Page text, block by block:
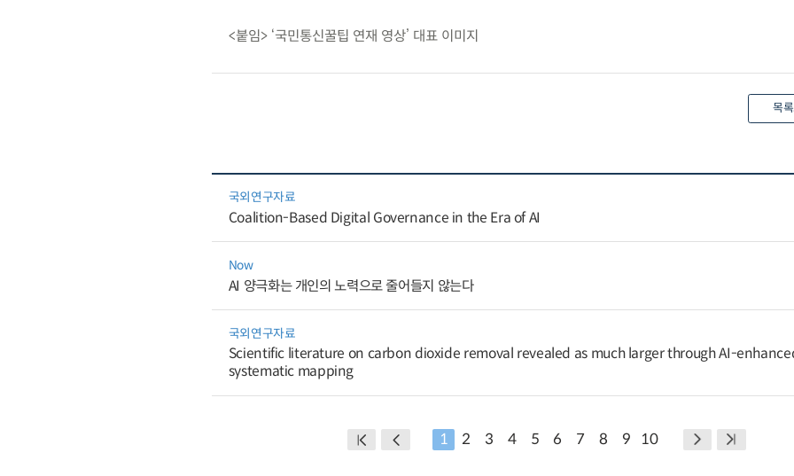
<붙임> ‘국민통신꿀팁 연재 영상’ 대표 이미지
목록
국외연구자료
Coalition-Based Digital Governance in the Era of AI
Now
AI 양극화는 개인의 노력으로 줄어들지 않는다
국외연구자료
Scientific literature on carbon dioxide removal revealed as much larger through AI-
systematic mapping
1 2 3 4 5 6 7 8 9 10